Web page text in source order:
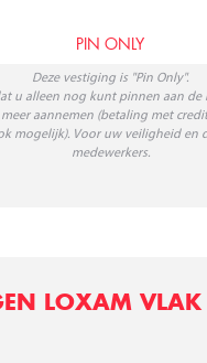
PIN ONLY
Deze vestiging is "Pin Only".
u alleen nog kunt pinnen aan de
aannemen (betaling met
mogelijk). Voor uw veiligheid en
medewerkers.
LOXAM VLAK